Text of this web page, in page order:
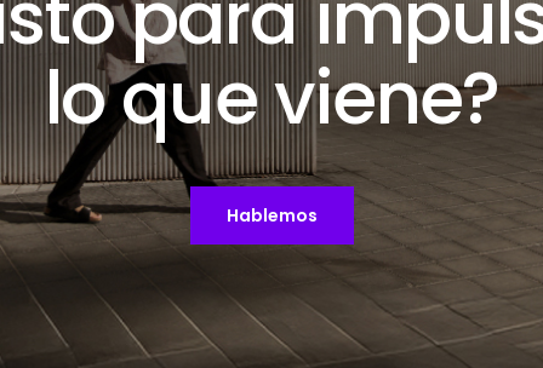
lo que viene?
Hablemos